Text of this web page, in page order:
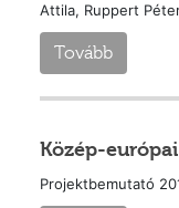
Attila, Ruppert
Tovább
Közép-
Projektbemutató